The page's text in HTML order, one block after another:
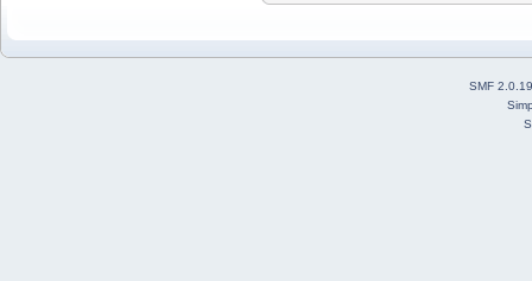
SMF 2.0.19